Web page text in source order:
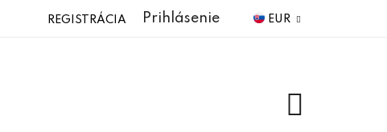
EUR
Prihlásenie
REGISTRÁCIA